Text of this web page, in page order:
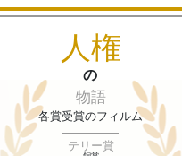
ド･フォー･ヒューマンライ
ロジー･ボランティア･ミニ
人権
の
物語
各賞受賞のフィルム
テリー賞